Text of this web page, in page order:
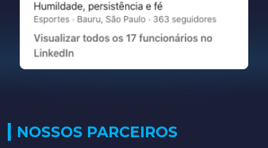
NOSSOS PARCEIROS